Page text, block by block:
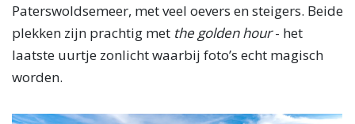
Paterswoldsemeer, met veel oevers en steigers. Beide
plekken zijn prachtig met the golden hour- het
laatste uurtje zonlicht waarbij foto’s echt magisch
worden.